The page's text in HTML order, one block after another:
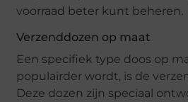
voorraad beter kunt beheren.
Verzenddozen op maat
Een specifiek type doos op
populairder wordt, is de
Deze dozen zijn speciaal